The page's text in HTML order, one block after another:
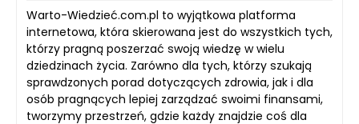
Warto-Wiedzieć.com.pl to wyjątkowa platforma
internetowa, która skierowana jest do wszystkich tych,
którzy pragną poszerzać swoją wiedzę w wielu
dziedzinach życia. Zarówno dla tych, którzy szukają
sprawdzonych porad dotyczących zdrowia, jak i dla
osób pragnących lepiej zarządzać swoimi finansami,
tworzymy przestrzeń, gdzie każdy znajdzie coś dla